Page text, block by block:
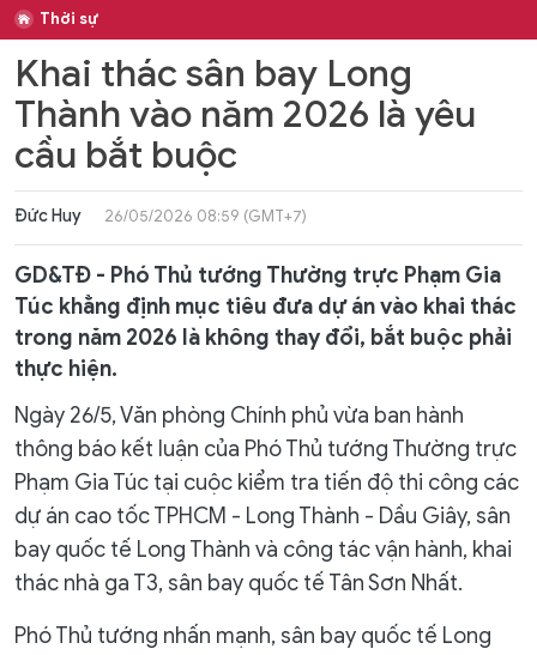
Thời sự
Khai thác sân bay Long
Thành vào năm 2026 là yêu
cầu bắt buộc
Đức Huy 26/05/2026 08:59 (GMT+7)
GD&TĐ - Phó Thủ tướng Thường trực Phạm Gia
Túc khẳng định mục tiêu đưa dự án vào khai thác
trong năm 2026 là không thay đổi, bắt buộc phải
thực hiện.
Ngày 26/5, Văn phòng Chính phủ vừa ban hành
thông báo kết luận của Phó Thủ tướng Thường trực
Phạm Gia Túc tại cuộc kiểm tra tiến độ thi công các
dự án cao tốc TPHCM - Long Thành - Dầu Giây, sân
bay quốc tế Long Thành và công tác vận hành, khai
thác nhà ga T3, sân bay quốc tế Tân Sơn Nhất.
Phó Thủ tướng nhấn mạnh, sân bay quốc tế Long